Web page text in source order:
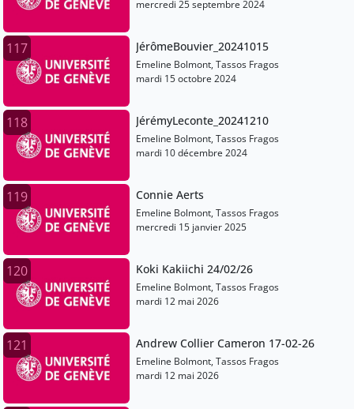
mercredi 25 septembre 2024
117 JérômeBouvier_20241015
Emeline Bolmont, Tassos Fragos
mardi 15 octobre 2024
118 JérémyLeconte_20241210
Emeline Bolmont, Tassos Fragos
mardi 10 décembre 2024
119 Connie Aerts
Emeline Bolmont, Tassos Fragos
mercredi 15 janvier 2025
120 Koki Kakiichi 24/02/26
Emeline Bolmont, Tassos Fragos
mardi 12 mai 2026
121 Andrew Collier Cameron 17-02-26
Emeline Bolmont, Tassos Fragos
mardi 12 mai 2026